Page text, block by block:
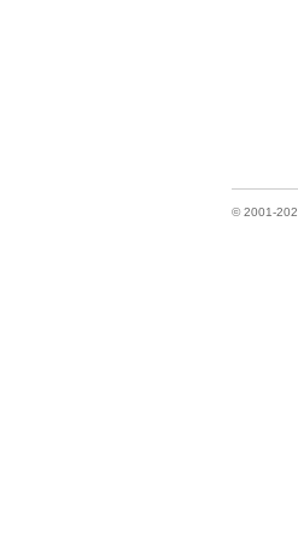
© 2001-